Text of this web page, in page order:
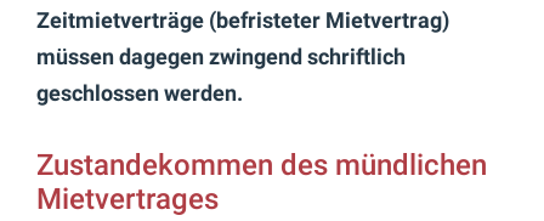
Zeitmietverträge (befristeter Mietvertrag)
müssen dagegen zwingend schriftlich
geschlossen werden.
Zustandekommen des mündlichen
Mietvertrages